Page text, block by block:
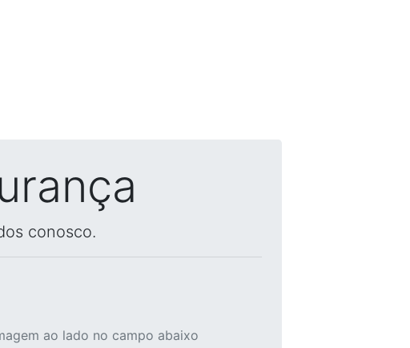
conosco.
ao lado no campo abaixo